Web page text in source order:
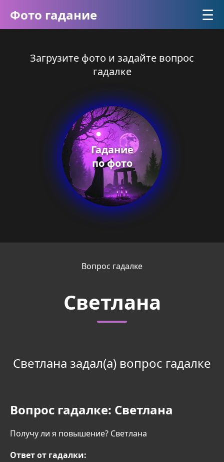
Фото гадание ☰
Загрузите фото и задайте вопрос
гадалке
Гадание
по фото
Вопрос гадалке
Светлана
Светлана задал(а) вопрос гадалке
Вопрос гадалке: Светлана
Получу ли я повышение? Светлана
Ответ от гадалки: